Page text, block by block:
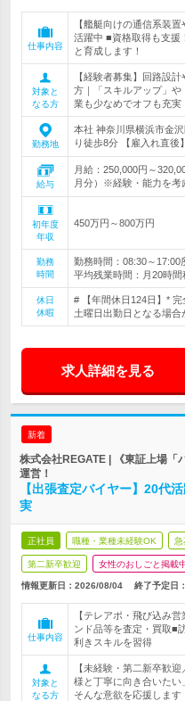
仕事内容
【艦艇向けの通信系装
活躍中 ■資格取得も支援
と育成します！
対象と
なる方
【経験者募集】回路設
方｜「スキルアップ」
業も少なめでオフも充実
勤務地
本社 神奈川県横浜市金
り徒歩8分 【雇入れ直後
給与
月給：250,000円～
月分）※経験・能力を考
初年度
年収
450万円～800万円
勤務
時間
勤務時間：08:30～17:00
平均残業時間：月20時間
休日
休暇
# 【年間休日124日】*
土曜日出勤日となる場合
求人詳細を見る
新着
株式会社REGATE | 《東証上場「
運営！
【出張査定バイヤー】20代
実
正社員 職種・業種未経験OK 急
第二新卒歓迎 女性のおしごと掲載
情報更新日：2026/08/04 終了予定日：
仕事内容
【テレアポ・飛び込み
ンド品等を査定・買取■
利きスキルを習得
対象と
なる方
【未経験・第二新卒歓
様と丁寧に向き合いたい
そんな意欲を応援します